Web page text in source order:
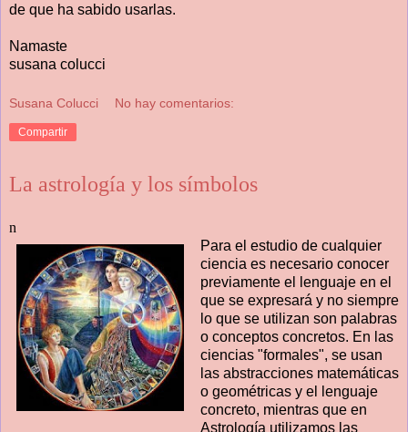
de que ha sabido usarlas.
Namaste
susana colucci
Susana Colucci No hay comentarios:
Compartir
La astrología y los símbolos
n
Para el estudio de cualquier
ciencia es necesario conocer
previamente el lenguaje en el
que se expresará y no siempre
lo que se utilizan son palabras
o conceptos concretos. En las
ciencias "formales", se usan
las abstracciones matemáticas
o geométricas y el lenguaje
concreto, mientras que en
Astrología utilizamos las